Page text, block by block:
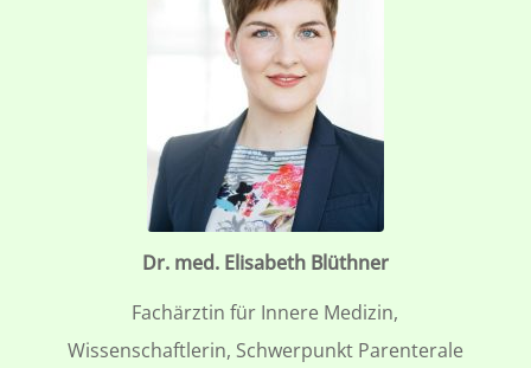
Dr. med. Elisabeth Blüthner
Fachärztin für Innere Medizin,
Wissenschaftlerin, Schwerpunkt Parenterale